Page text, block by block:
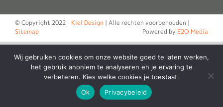
© Copyright 2022 - Kiel Design | Alle rechten voorbehouden |
Sitemap
Powered by E2O Media
Wij gebruiken cookies om onze website goed te laten werken,
het gebruik anoniem te analyseren en je ervaring te
verbeteren. Kies welke cookies je toestaat.
Ok
Privacybeleid